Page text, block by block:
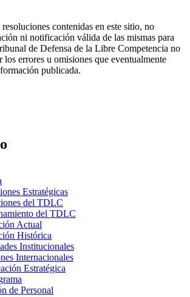
contenidas en este sitio, no
ni notificación válida de las mismas para
de Defensa de la Libre Competencia no
los errores u omisiones que eventualmente
publicada.
Estratégicas
del TDLC
del TDLC
Actual
Histórica
Institucionales
Internacionales
Estratégica
de Personal